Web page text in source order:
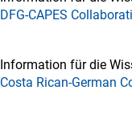
DFG-CAPES
Information für die
Costa Rican-German